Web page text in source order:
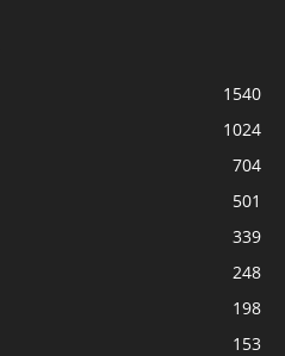
1540
1024
704
501
339
248
198
153